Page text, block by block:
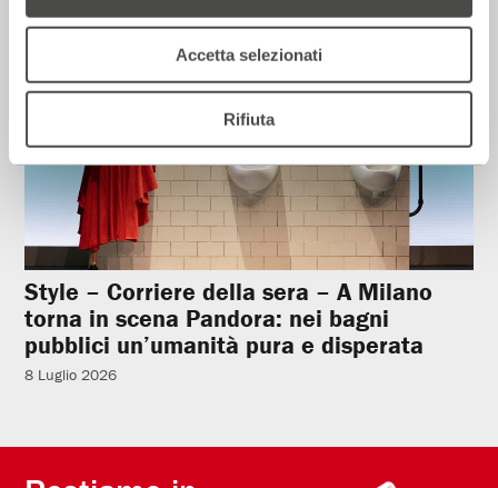
Accetta selezionati
Rifiuta
Style – Corriere della sera – A Milano
torna in scena Pandora: nei bagni
pubblici un’umanità pura e disperata
8 Luglio 2026